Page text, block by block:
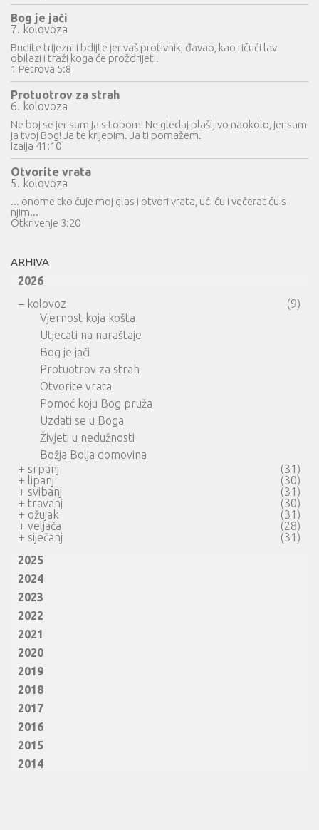
Bog je jači
7. kolovoza
Budite trijezni i bdijte jer vaš protivnik, đavao, kao ričući lav
obilazi i traži koga će proždrijeti.
1 Petrova 5:8
Protuotrov za strah
6. kolovoza
Ne boj se jer sam ja s tobom! Ne gledaj plašljivo naokolo, jer sam
ja tvoj Bog! Ja te krijepim. Ja ti pomažem.
Izaija 41:10
Otvorite vrata
5. kolovoza
... onome tko čuje moj glas i otvori vrata, ući ću i večerat ću s
njim...
Otkrivenje 3:20
ARHIVA
2026
– kolovoz
(9)
Vjernost koja košta
Utjecati na naraštaje
Bog je jači
Protuotrov za strah
Otvorite vrata
Pomoć koju Bog pruža
Uzdati se u Boga
Živjeti u nedužnosti
Božja Bolja domovina
+ srpanj
(31)
+ lipanj
(30)
+ svibanj
(31)
+ travanj
(30)
+ ožujak
(31)
+ veljača
(28)
+ siječanj
(31)
2025
2024
2023
2022
2021
2020
2019
2018
2017
2016
2015
2014